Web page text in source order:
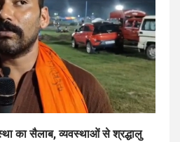
का सैलाब, व्यवस्थाओं से श्रद्धालु